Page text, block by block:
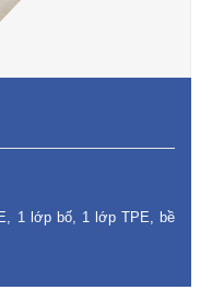
1 lớp bố, 1 lớp TPE, bề